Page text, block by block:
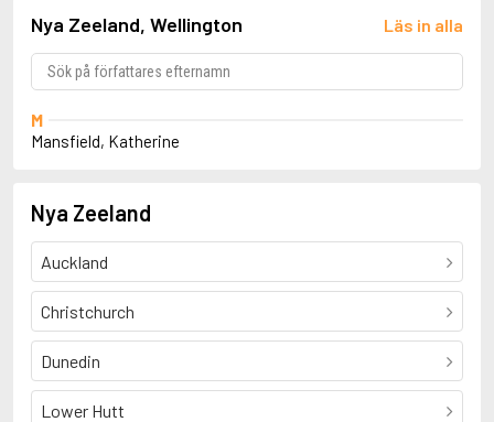
Nya Zeeland, Wellington Läs in alla
M
Mansfield, Katherine
Nya Zeeland
Auckland
Christchurch
Dunedin
Lower Hutt